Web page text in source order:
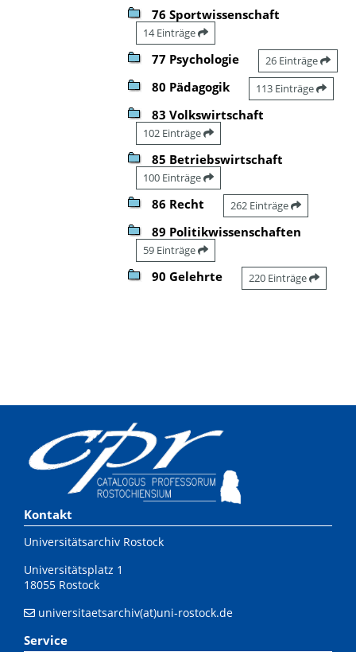
76 Sportwissenschaft
14 Einträge
77 Psychologie 26 Einträge
80 Pädagogik 113 Einträge
83 Volkswirtschaft
102 Einträge
85 Betriebswirtschaft
100 Einträge
86 Recht 262 Einträge
89 Politikwissenschaften
59 Einträge
90 Gelehrte 220 Einträge
Kontakt
Universitätsarchiv Rostock
Universitätsplatz 1
18055 Rostock
universitaetsarchiv(at)uni-rostock.de
Service